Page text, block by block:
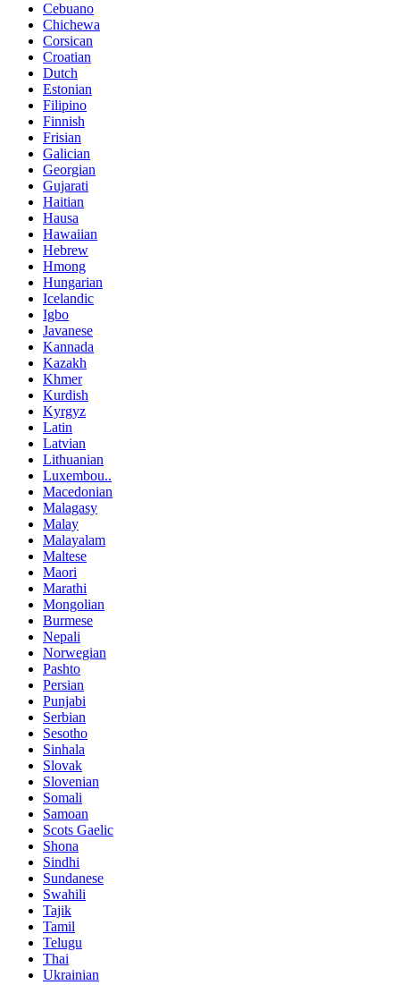
Cebuano
Chichewa
Corsican
Croatian
Dutch
Estonian
Filipino
Finnish
Frisian
Galician
Georgian
Gujarati
Haitian
Hausa
Hawaiian
Hebrew
Hmong
Hungarian
Icelandic
Igbo
Javanese
Kannada
Kazakh
Khmer
Kurdish
Kyrgyz
Latin
Latvian
Lithuanian
Luxembou..
Macedonian
Malagasy
Malay
Malayalam
Maltese
Maori
Marathi
Mongolian
Burmese
Nepali
Norwegian
Pashto
Persian
Punjabi
Serbian
Sesotho
Sinhala
Slovak
Slovenian
Somali
Samoan
Scots Gaelic
Shona
Sindhi
Sundanese
Swahili
Tajik
Tamil
Telugu
Thai
Ukrainian